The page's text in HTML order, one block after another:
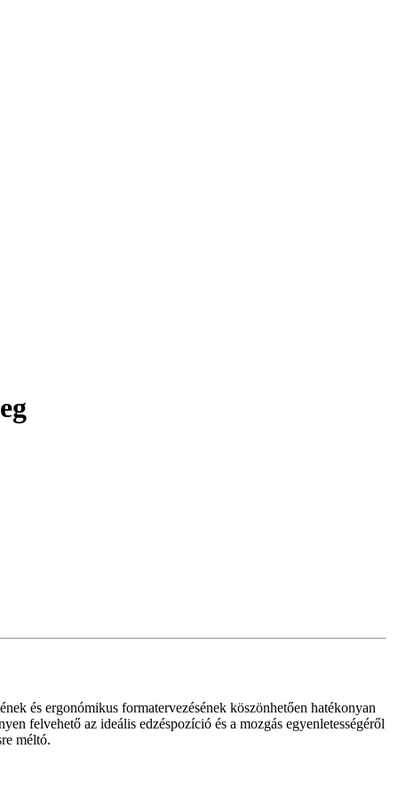
és ergonómikus formatervezésének köszönhetően hatékonyan
felvehető az ideális edzéspozíció és a mozgás egyenletességéről
méltó.